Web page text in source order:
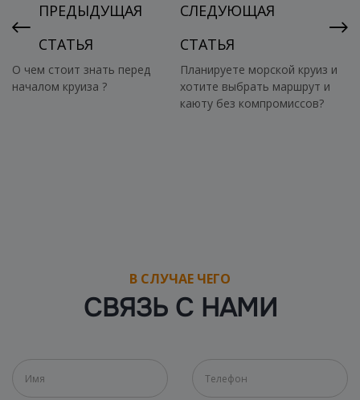
ПРЕДЫДУЩАЯ
СТАТЬЯ
О чем стоит знать перед
началом круиза ?
СЛЕДУЮЩАЯ
СТАТЬЯ
Планируете морской круиз и
хотите выбрать маршрут и
каюту без компромиссов?
В СЛУЧАЕ ЧЕГО
СВЯЗЬ С НАМИ